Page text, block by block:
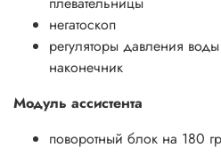
негатоскоп
регуляторы давления
наконечник
Модуль ассистента
поворотный блок на 180